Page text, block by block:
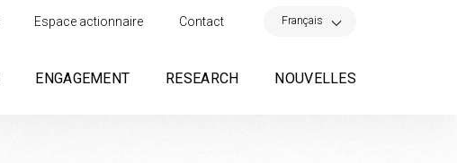
Espace actionnaire Contact Français
ENGAGEMENT RESEARCH NOUVELLES